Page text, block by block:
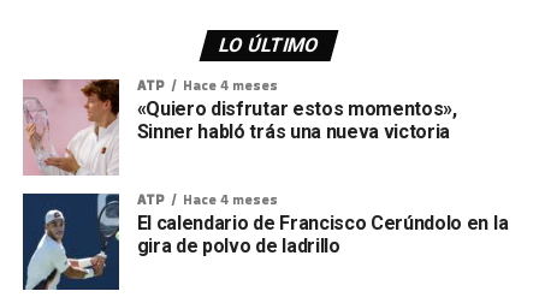
LO ÚLTIMO
ATP Hace 4 meses
«Quiero disfrutar estos momentos»,
Sinner habló trás una nueva victoria
ATP Hace 4 meses
El calendario de Francisco Cerúndolo en la
gira de polvo de ladrillo